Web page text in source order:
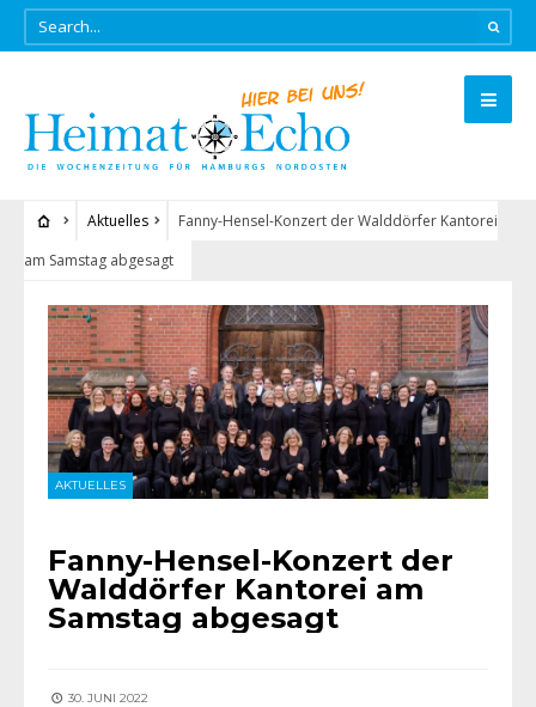
Aktuelles
Fanny-Hensel-Konzert der Walddörfer Kantorei
am Samstag abgesagt
AKTUELLES
Fanny-Hensel-Konzert der
Walddörfer Kantorei am
Samstag abgesagt
30. JUNI 2022